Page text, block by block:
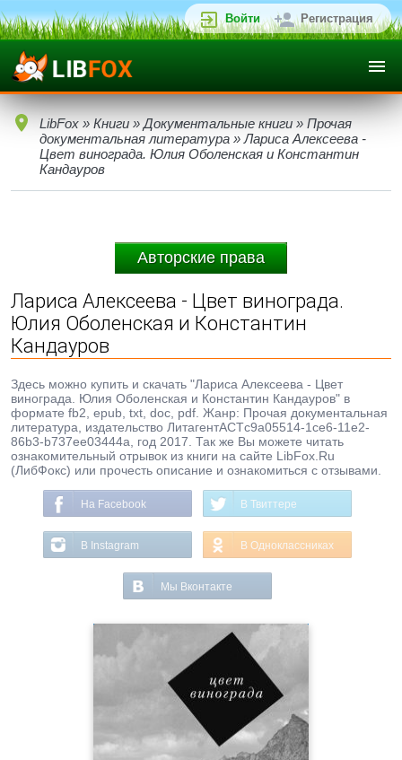
Войти Регистрация
LibFox » Книги » Документальные книги » Прочая
документальная литература » Лариса Алексеева -
Цвет винограда. Юлия Оболенская и Константин
Кандауров
Авторские права
Лариса Алексеева - Цвет винограда.
Юлия Оболенская и Константин
Кандауров
Здесь можно купить и скачать "Лариса Алексеева - Цвет
винограда. Юлия Оболенская и Константин Кандауров" в
формате fb2, epub, txt, doc, pdf. Жанр: Прочая документальная
литература, издательство ЛитагентАСТc9a05514-1ce6-11e2-
86b3-b737ee03444a, год 2017. Так же Вы можете читать
ознакомительный отрывок из книги на сайте LibFox.Ru
(ЛибФокс) или прочесть описание и ознакомиться с отзывами.
На Facebook В Твиттере
В Instagram В Одноклассниках
Мы Вконтакте